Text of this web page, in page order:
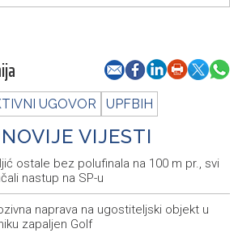
UGOVOR UPFBIH
VIJESTI
ostale bez polufinala na 100 m pr., svi
nastup na SP-u
naprava na ugostiteljski objekt u
zapaljen Golf